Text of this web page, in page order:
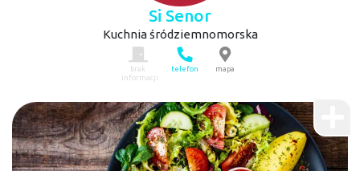
Si Senor
Kuchnia śródziemnomorska
brak
informacji
telefon mapa